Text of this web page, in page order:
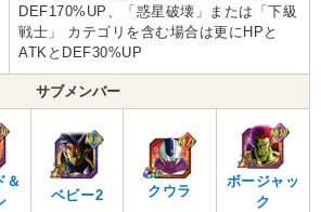
DEF170%UP、「惑星破壊」または「下級
戦士」 カテゴリを含む場合は更にHPと
ATKとDEF30%UP
サブメンバー
＆
ベビー2 クウラ
ボージャッ
ク